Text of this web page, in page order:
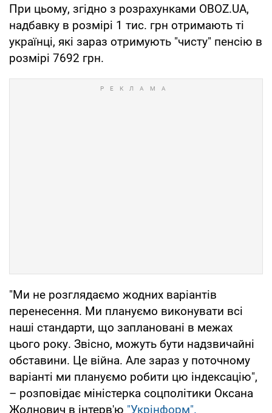
При цьому, згідно з розрахунками OBOZ.UA,
надбавку в розмірі 1 тис. грн отримають ті
українці, які зараз отримують "чисту" пенсію в
розмірі 7692 грн.
"Ми не розглядаємо жодних варіантів
перенесення. Ми плануємо виконувати всі
наші стандарти, що заплановані в межах
цього року. Звісно, можуть бути надзвичайні
обставини. Це війна. Але зараз у поточному
варіанті ми плануємо робити цю індексацію",
– розповідає міністерка соцполітики Оксана
Жолнович в інтерв'ю "Укрінформ".